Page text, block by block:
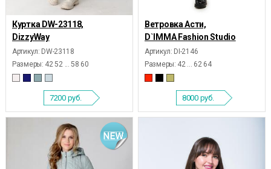
Куртка DW-23118,
DizzyWay
Артикул: DW-23118
Размеры: 42 52 ... 58 60
7200 руб.
Ветровка Асти,
D`IMMA Fashion Studio
Артикул: DI-2146
Размеры: 42 ... 62 64
8000 руб.